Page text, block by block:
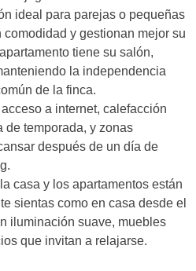
ideal para parejas o pequeñas
y gestionan mejor su
tiene su salón,
la independencia
de la finca.
a internet, calefacción
de temporada, y zonas
después de un día de
casa y los apartamentos están
sientas como en casa desde el
iluminación suave, muebles
que invitan a relajarse.